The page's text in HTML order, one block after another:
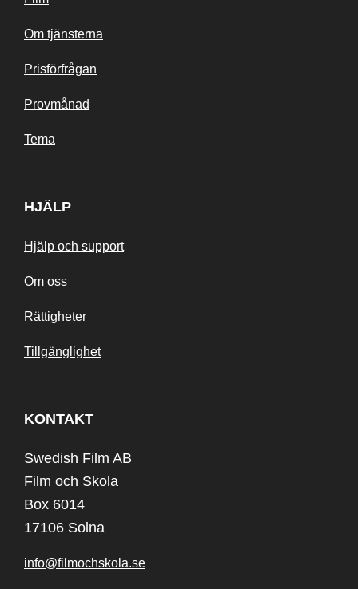
Om tjänsterna
Prisförfrågan
Provmånad
Tema
HJÄLP
Hjälp och support
Om oss
Rättigheter
Tillgänglighet
KONTAKT
Swedish Film AB
Film och Skola
Box 6014
17106 Solna
info@filmochskola.se